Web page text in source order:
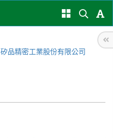
矽品精密工業股份有限公司